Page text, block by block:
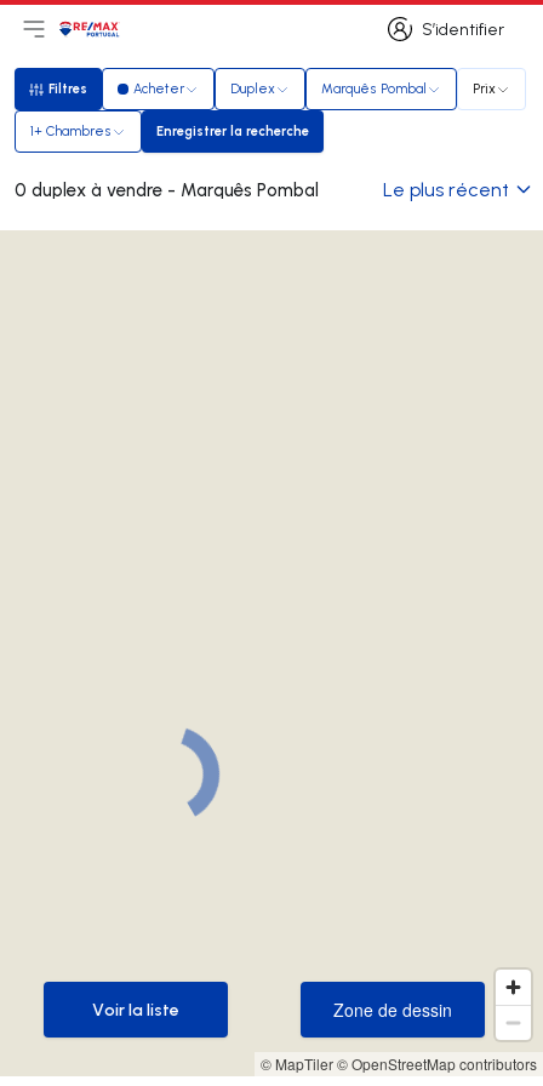
S’identifier
S’identifier
Ouvrir le menu principal
LogoAller à la page d’accueil
Filtres
Filtres Acheter Duplex Marquês Pombal Prix
1+ Chambres Enregistrer la recherche
Enregistrer la recherche
0 duplex à vendre - Marquês Pombal Le plus récent
© MapTiler© OpenStreetMap contributors
Zone de dessin
Zone de dessin
Voir la liste
Voir la liste